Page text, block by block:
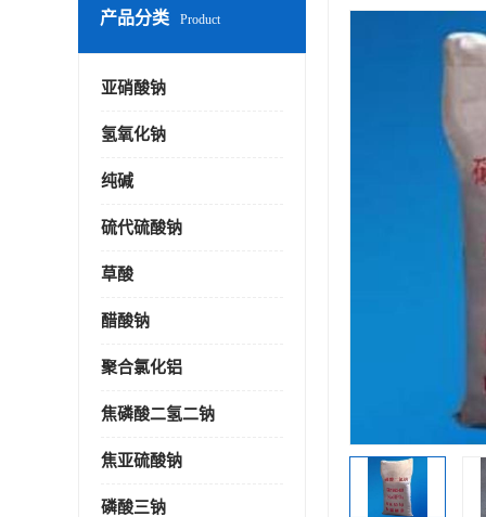
产品分类 Product
亚硝酸钠
氢氧化钠
纯碱
硫代硫酸钠
草酸
醋酸钠
聚合氯化铝
焦磷酸二氢二钠
焦亚硫酸钠
磷酸三钠